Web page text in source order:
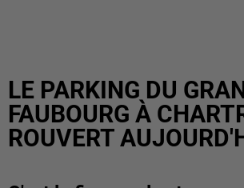
LE PARKING DU
FAUBOURG À
ROUVERT